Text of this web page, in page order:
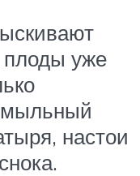
плоды уже
настои